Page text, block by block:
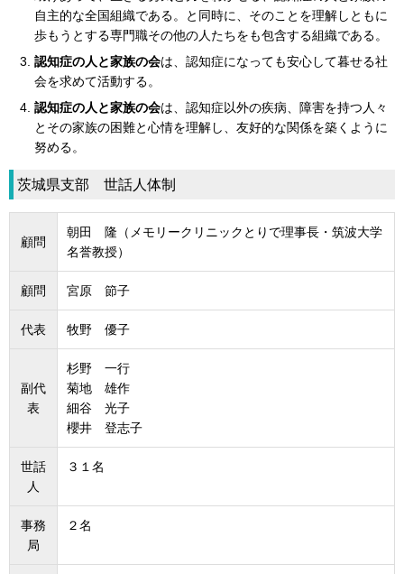
自主的な全国組織である。と同時に、そのことを理解しともに
歩もうとする専門職その他の人たちをも包含する組織である。
認知症の人と家族の会は、認知症になっても安心して暮せる社
会を求めて活動する。
認知症の人と家族の会は、認知症以外の疾病、障害を持つ人々
とその家族の困難と心情を理解し、友好的な関係を築くように
努める。
茨城県支部 世話人体制
顧問
朝田 隆（メモリークリニックとりで理事長・筑波大学
名誉教授）
顧問 宮原 節子
代表 牧野 優子
副代
表
杉野 一行
菊地 雄作
細谷 光子
櫻井 登志子
世話
人
３１名
事務
局
２名